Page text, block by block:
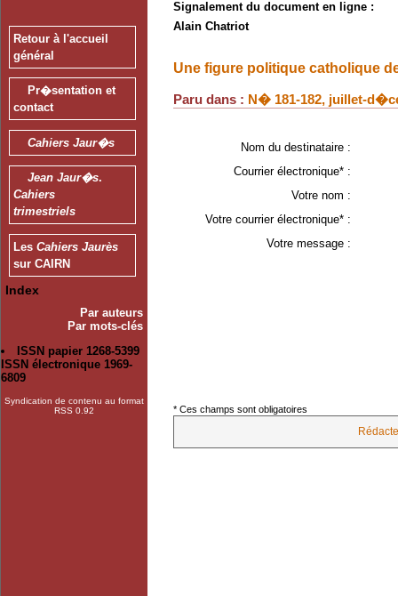
Retour à l'accueil
général
Pr�sentation et
contact
Cahiers Jaur�s
Jean Jaur�s.
Cahiers
trimestriels
Les Cahiers Jaurès
sur CAIRN
Index
Par auteurs
Par mots-clés
ISSN papier 1268-5399
ISSN électronique 1969-
6809
Syndication de contenu au format
RSS 0.92
Signalement du document en ligne :
Alain Chatriot
Une figure politique catholique
Paru dans : N� 181-182, juillet-
Nom du destinataire :
Courrier électronique* :
Votre nom :
Votre courrier électronique* :
Votre message :
* Ces champs sont obligatoires